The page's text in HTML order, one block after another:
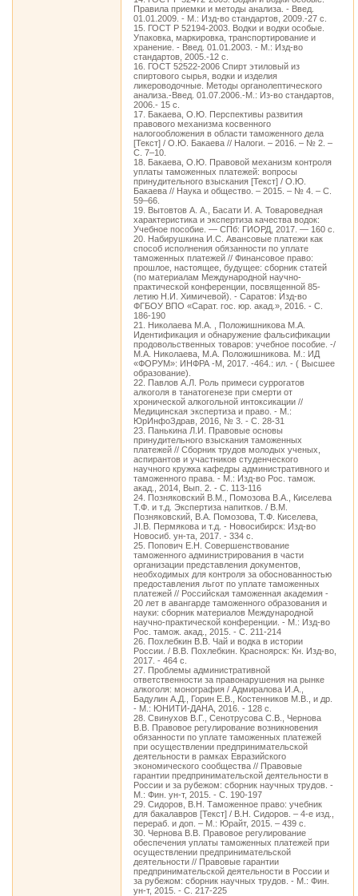
Правила приемки и методы анализа. - Введ.
01.01.2009. - М.: Изд-во стандартов, 2009.-27 с.
15. ГОСТ Р 52194-2003. Водки и водки особые.
Упаковка, маркировка, транспортирование и
хранение. - Введ. 01.01.2003. - М.: Изд-во
стандартов, 2005.-12 с.
16. ГОСТ 52522-2006 Спирт этиловый из
спиртового сырья, водки и изделия
ликероводочные. Методы органолептического
анализа.-Введ. 01.07.2006.-М.: Из-во стандартов,
2006.- 15 с.
17. Бакаева, О.Ю. Перспективы развития
правового механизма косвенного
налогообложения в области таможенного дела
[Текст] / О.Ю. Бакаева // Налоги. – 2016. – № 2. –
С. 7–10.
18. Бакаева, О.Ю. Правовой механизм контроля
уплаты таможенных платежей: вопросы
принудительного взыскания [Текст] / О.Ю.
Бакаева // Наука и общество. – 2015. – № 4. – С.
59–66.
19. Вытовтов А. А., Басати И. А. Товароведная
характеристика и экспертиза качества водок:
Учебное пособие. — СПб: ГИОРД, 2017. — 160 с.
20. Набирушкина И.С. Авансовые платежи как
способ исполнения обязанности по уплате
таможенных платежей // Финансовое право:
прошлое, настоящее, будущее: сборник статей
(по материалам Международной научно-
практической конференции, посвященной 85-
летию Н.И. Химичевой). - Саратов: Изд-во
ФГБОУ ВПО «Сарат. гос. юр. акад.», 2016. - С.
186-190
21. Николаева М.А. , Положишникова М.А.
Идентификация и обнаружение фальсификации
продовольственных товаров: учебное пособие. -/
М.А. Николаева, М.А. Положишникова. М.: ИД
«ФОРУМ»: ИНФРА -М, 2017. -464.: ил. - ( Высшее
образование).
22. Павлов А.Л. Роль примеси суррогатов
алкоголя в танатогенезе при смерти от
хронической алкогольной интоксикации //
Медицинская экспертиза и право. - М.:
ЮрИнфоЗдрав, 2016, № 3. - С. 28-31
23. Панькина Л.И. Правовые основы
принудительного взыскания таможенных
платежей // Сборник трудов молодых ученых,
аспирантов и участников студенческого
научного кружка кафедры административного и
таможенного права. - М.: Изд-во Рос. тамож.
акад., 2014, Вып. 2. - С. 113-116
24. Позняковский В.М., Помозова В.А., Киселева
Т.Ф. и т.д. Экспертиза напитков. / В.М.
Позняковский, В.А. Помозова, Т.Ф. Киселева,
JI.B. Пермякова и т.д. - Новосибирск: Изд-во
Новосиб. ун-та, 2017. - 334 с.
25. Попович Е.Н. Совершенствование
таможенного администрирования в части
организации представления документов,
необходимых для контроля за обоснованностью
предоставления льгот по уплате таможенных
платежей // Российская таможенная академия -
20 лет в авангарде таможенного образования и
науки: сборник материалов Международной
научно-практической конференции. - М.: Изд-во
Рос. тамож. акад., 2015. - С. 211-214
26. Похлебкин В.В. Чай и водка в истории
России. / В.В. Похлебкин. Красноярск: Кн. Изд-во,
2017. - 464 с.
27. Проблемы административной
ответственности за правонарушения на рынке
алкоголя: монография / Адмиралова И.А.,
Бадулин А.Д., Горин Е.В., Костенников М.В., и др.
- М.: ЮНИТИ-ДАНА, 2016. - 128 c.
28. Свинухов В.Г., Сенотрусова С.В., Чернова
В.В. Правовое регулирование возникновения
обязанности по уплате таможенных платежей
при осуществлении предпринимательской
деятельности в рамках Евразийского
экономического сообщества // Правовые
гарантии предпринимательской деятельности в
России и за рубежом: сборник научных трудов. -
М.: Фин. ун-т, 2015. - С. 190-197
29. Сидоров, В.Н. Таможенное право: учебник
для бакалавров [Текст] / В.Н. Сидоров. – 4-е изд.,
перераб. и доп. – М.: Юрайт, 2015. – 439 с.
30. Чернова В.В. Правовое регулирование
обеспечения уплаты таможенных платежей при
осуществлении предпринимательской
деятельности // Правовые гарантии
предпринимательской деятельности в России и
за рубежом: сборник научных трудов. - М.: Фин.
ун-т, 2015. - С. 217-225